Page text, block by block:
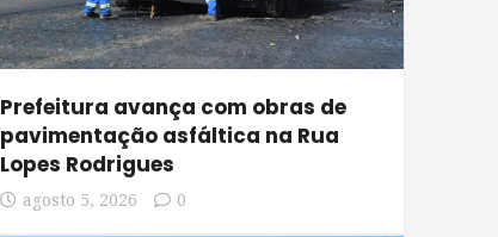
Prefeitura avança com obras de
pavimentação asfáltica na Rua
Lopes Rodrigues
agosto 5, 2026 0